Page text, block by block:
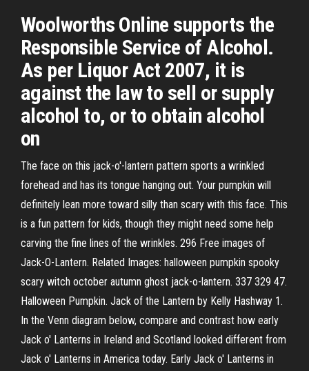
Woolworths Online supports the
Responsible Service of Alcohol.
As per Liquor Act 2007, it is
against the law to sell or supply
alcohol to, or to obtain alcohol
on
The face on this jack-o'-lantern pattern sports a wrinkled
forehead and has its tongue hanging out. Your pumpkin will
definitely lean more toward silly than scary with this face. This
is a fun pattern for kids, though they might need some help
carving the fine lines of the wrinkles. 296 Free images of
Jack-O-Lantern. Related Images: halloween pumpkin spooky
scary witch october autumn ghost jack-o-lantern. 337 329 47.
Halloween Pumpkin. Jack of the Lantern by Kelly Hashway 1.
In the Venn diagram below, compare and contrast how early
Jack o' Lanterns in Ireland and Scotland looked different from
Jack o' Lanterns in America today. Early Jack o' Lanterns in